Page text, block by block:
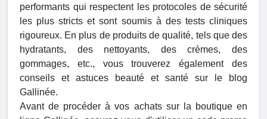
performants qui respectent les protocoles de sécurité
les plus stricts et sont soumis à des tests cliniques
rigoureux. En plus de produits de qualité, tels que des
hydratants, des nettoyants, des crèmes, des
gommages, etc., vous trouverez également des
conseils et astuces beauté et santé sur le blog
Gallinée.
Avant de procéder à vos achats sur la boutique en